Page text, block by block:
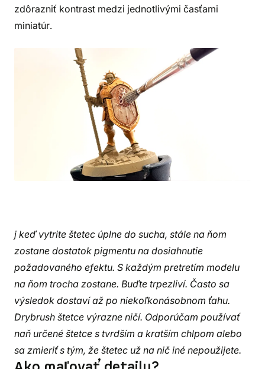
zdôrazniť kontrast medzi jednotlivými časťami
miniatúr.
j keď vytrite štetec úplne do sucha, stále na ňom
zostane dostatok pigmentu na dosiahnutie
požadovaného efektu. S každým pretretím modelu
na ňom trocha zostane. Buďte trpezliví. Často sa
výsledok dostaví až po niekoľkonásobnom ťahu.
Drybrush štetce výrazne ničí. Odporúčam používať
naň určené štetce s tvrdším a kratším chlpom alebo
sa zmieriť s tým, že štetec už na nič iné nepoužijete.